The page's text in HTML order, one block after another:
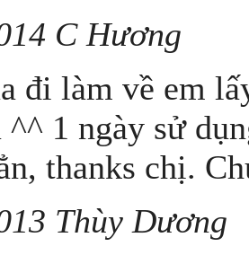
C Hương
đi làm về em
^^ 1 ngày sử
thanks chị.
Thùy Dương